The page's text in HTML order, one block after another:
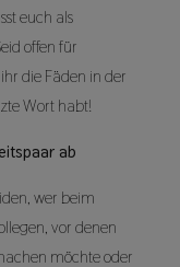
euch als
offen für
die Fäden in der
Wort habt!
ab
wer beim
vor denen
möchte oder